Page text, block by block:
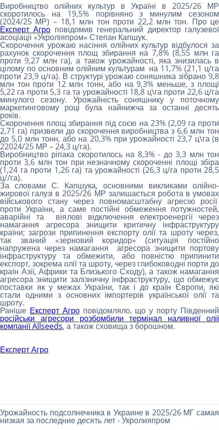
Виробництво олійних культур в Україні в 2025/26 МР
скоротилось на 19,5% порівняно з минулим сезоном
(2024/25 МР) – 18,1 млн тон проти 22,2 млн тон. Про це
Експерт Агро повідомив генеральний директор галузевої
асоціаціі «Укроліяпром» Степан Капшук.
Скорочення урожаю насіння олійних культур відбулося за
рахунок скорочення площ збирання на 7,8% (8,55 млн га
проти 9,27 млн га), а також урожайності, яка знизилась в
цілому по основним олійним культурам на 11,7% (21,1 ц/га
проти 23,9 ц/га). В структурі урожаю соняшника зібрано 9,8
млн тон проти 12 млн тонн, або на 9,3% меньше, з площі
5,22 га проти 5,3 га та урожайності 18,8 ц\га проти 22,6 ц/га
минулого сезону. Урожайність соняшнику у поточному
маркетинговому році була найнижча за останні десять
років.
Скорочення площ збирання під соєю на 23% (2,09 га проти
2,71 га) призвели до скорочення виробництва з 6,6 млн тон
до 5,0 млн тонн, або на 20,3% при урожайності 23,7 ц\га (в
22024/25 МР – 24,3 ц/га).
Виробництво ріпака скоротилось на 8,3% - до 3,3 млн тон
проти 3,6 млн тон при незначному скороченні площі збіра
(1,24 га проти 1,26 га) та урожайності (26,3 ц/га проти 28,5
ц//га).
За словами С. Капшука, основними викликами олійно-
жирової галузі в 2025/26 МР залишається робота в умовах
військового стану через повномасштабну агресію росії
проти України, а саме постійні обмеження потужностей,
аварійні та віялові відключення електроенергії через
намагання агресора знищити критичну інфраструктуру
країни; загрози припинення експорту олії та шроту через,
так званий «зерновий коридор» (ситуація постійно
напружена через намагання агресора знищити портову
інфраструктуру та обмежити, або повністю припинити
експорт, зокрема олії та шроту, через глибоководні порти до
країн Азії, Африки та Близького Сходу), а також намагання
агресора знищити залізничну інфраструктуру, що обмежує
поставки як у межах України, так і до країн Європи, які
стали одними з основних імпортерів української олії та
шроту.
Раніше Експерт Агроповідомляло, що у порту Південний
російськи агресори розбомбили термінал наливної олії
компанії Allseeds, а також сховища з борошном.
Експерт Агро
Урожайность подсолнечника в Украине в 2025/26 МГ самая
низкая за последние десять лет - Укролияпром